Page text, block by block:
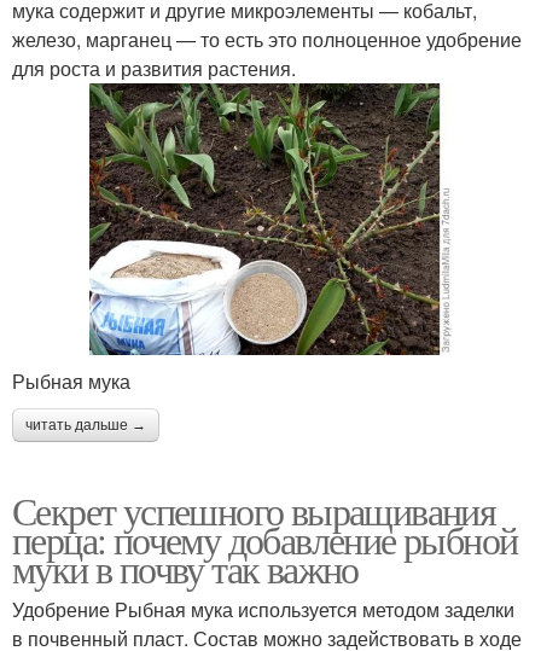
мука содержит и другие микроэлементы — кобальт,
железо, марганец — то есть это полноценное удобрение
для роста и развития растения.
Рыбная мука
читать дальше →
Секрет успешного выращивания
перца: почему добавление рыбной
муки в почву так важно
Удобрение Рыбная мука используется методом заделки
в почвенный пласт. Состав можно задействовать в ходе